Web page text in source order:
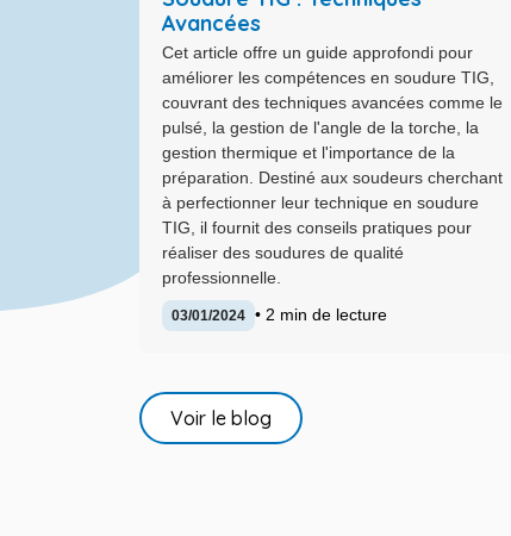
Avancées
Cet article offre un guide approfondi pour
améliorer les compétences en soudure TIG,
couvrant des techniques avancées comme le
pulsé, la gestion de l'angle de la torche, la
gestion thermique et l'importance de la
préparation. Destiné aux soudeurs cherchant
à perfectionner leur technique en soudure
TIG, il fournit des conseils pratiques pour
réaliser des soudures de qualité
professionnelle.
03/01/2024 • 2 min de lecture
Voir le blog